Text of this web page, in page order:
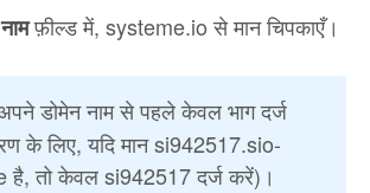
नामफ़ील्ड में, systeme.io से मान चिपकाएँ।
डोमेन नाम से पहले केवल भाग दर्ज
के लिए, यदि मान si942517.sio-
है, तो केवल si942517 दर्ज करें)।